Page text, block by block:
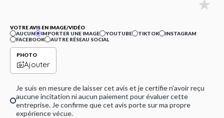
VOTRE AVIS EN IMAGE/VIDÉO
AUCUN
IMPORTER UNE IMAGE YOUTUBE TIKTOK
INSTAGRAM
FACEBOOK
AUTRE RÉSEAU SOCIAL
PHOTO
Ajouter
Je suis en mesure de laisser cet avis et je certifie n'avoir reçu
aucune incitation ni aucun paiement pour évaluer cette
entreprise. Je confirme que cet avis porte sur ma propre
expérience vécue.